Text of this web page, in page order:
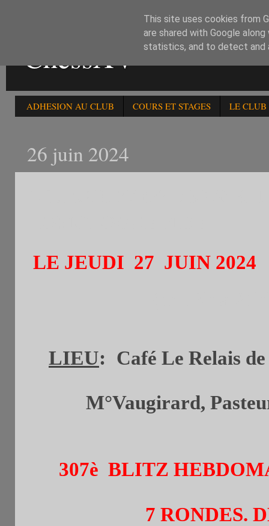
ChessXV
ADHESION AU CLUB COURS ET STAGES LE CLUB
26 juin 2024
LE JEUDI 27 JUIN 2024
LIEU: Café Le Relais
M°Vaugirard,
307è BLITZ
7 RONDES.
This site uses cookies from
are shared with Google
statistics, and to detect and